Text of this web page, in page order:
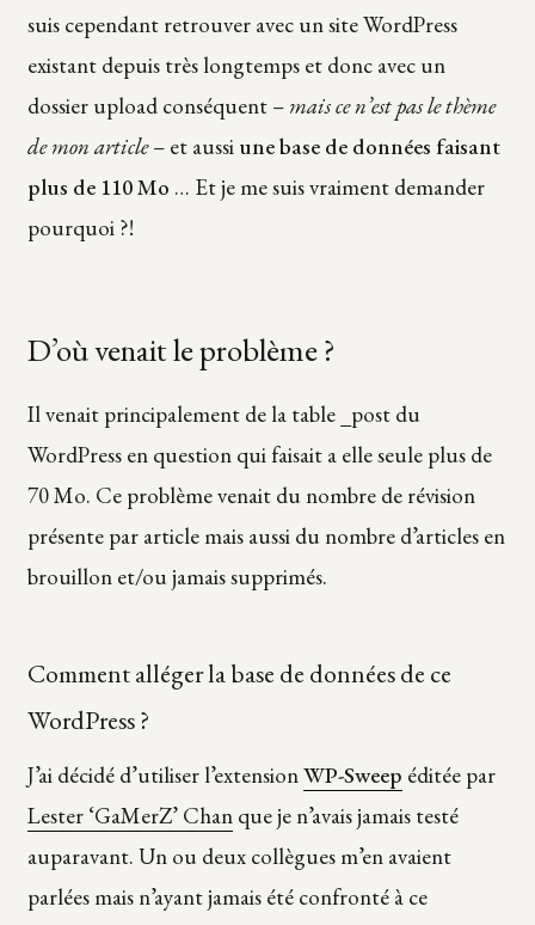
suis cependant retrouver avec un site WordPress
existant depuis très longtemps et donc avec un
dossier upload conséquent – mais ce n’est pas le thème
de mon article– et aussi une base de données faisant
plus de 110 Mo … Et je me suis vraiment demander
pourquoi ?!
D’où venait le problème ?
Il venait principalement de la table _post du
WordPress en question qui faisait a elle seule plus de
70 Mo. Ce problème venait du nombre de révision
présente par article mais aussi du nombre d’articles en
brouillon et/ou jamais supprimés.
Comment alléger la base de données de ce
WordPress ?
J’ai décidé d’utiliser l’extensionWP-Sweep éditée par
Lester ‘GaMerZ’ Chanque je n’avais jamais testé
auparavant. Un ou deux collègues m’en avaient
parlées mais n’ayant jamais été confronté à ce